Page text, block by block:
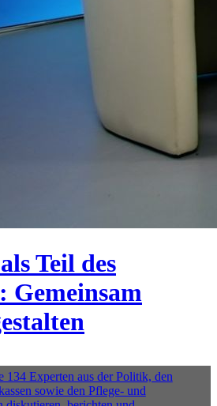
Teil des
Gemeinsam
134 Experten aus der Politik, den
sowie den Pflege- und